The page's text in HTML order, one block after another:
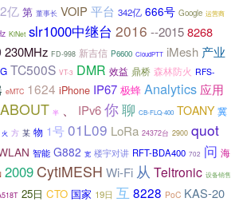
2亿 第 董事长 VOIP 平台 342亿 666号 Google 运营商
KiNet slr1000中继台 2016 --20158268
230MHz FD-998 新吉信 P6600 CloudPTT iMesh 产业
TC500S VT-3 DMR 效益 鼎桥 森林防火 RFS-
eMTC 1624 iPhone IP67 极蜂 Analytics 应用
半 IPv6你聊 CB-FLQ-400 TOANY 冀
火 方 某 物 1号 01L09 LoRa 24372台 2900 quot
智能 G882 宽 楼宇对讲 RFT-BDA400 702 问 海
2009 CytiMESH Wi-Fi 从 Teltronic 设备销售
25日 CTO 国家 19日 互 8228 PoC KAS-20